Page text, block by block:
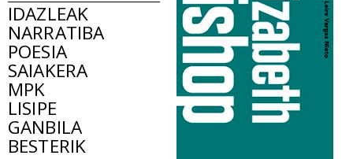
IDAZLEAK
NARRATIBA
POESIA
SAIAKERA
MPK
LISIPE
GANBILA
BESTERIK